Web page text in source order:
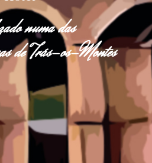
numa das
de Trás-os-Montes